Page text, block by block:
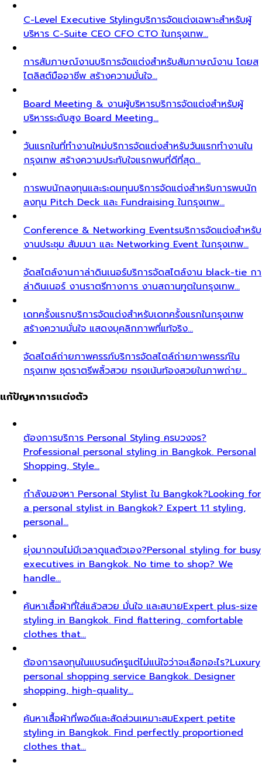
C-Level Executive Stylingบริการจัดแต่งเฉพาะสำหรับผู้
บริหาร C-Suite CEO CFO CTO ในกรุงเทพ…
การสัมภาษณ์งานบริการจัดแต่งสำหรับสัมภาษณ์งาน โดยส
ไตลิสต์มืออาชีพ สร้างความมั่นใจ…
Board Meeting & งานผู้บริหารบริการจัดแต่งสำหรับผู้
บริหารระดับสูง Board Meeting…
วันแรกในที่ทำงานใหม่บริการจัดแต่งสำหรับวันแรกทำงานใน
กรุงเทพ สร้างความประทับใจแรกพบที่ดีที่สุด…
การพบนักลงทุนและระดมทุนบริการจัดแต่งสำหรับการพบนัก
ลงทุน Pitch Deck และ Fundraising ในกรุงเทพ…
Conference & Networking Eventsบริการจัดแต่งสำหรับ
งานประชุม สัมมนา และ Networking Event ในกรุงเทพ…
จัดสไตล์งานกาล่าดินเนอร์บริการจัดสไตล์งาน black-tie กา
ล่าดินเนอร์ งานราตรีทางการ งานสถานทูตในกรุงเทพ…
เดทครั้งแรกบริการจัดแต่งสำหรับเดทครั้งแรกในกรุงเทพ
สร้างความมั่นใจ แสดงบุคลิกภาพที่แท้จริง…
จัดสไตล์ถ่ายภาพครรภ์บริการจัดสไตล์ถ่ายภาพครรภ์ใน
กรุงเทพ ชุดราตรีพลิ้วสวย ทรงเน้นท้องสวยในภาพถ่าย…
แก้ปัญหาการแต่งตัว
ต้องการบริการ Personal Styling ครบวงจร?
Professional personal styling in Bangkok. Personal
Shopping, Style…
กำลังมองหา Personal Stylist ใน Bangkok?Looking for
a personal stylist in Bangkok? Expert 1:1 styling,
personal…
ยุ่งมากจนไม่มีเวลาดูแลตัวเอง?Personal styling for busy
executives in Bangkok. No time to shop? We
handle…
ค้นหาเสื้อผ้าที่ใส่แล้วสวย มั่นใจ และสบายExpert plus-size
styling in Bangkok. Find flattering, comfortable
clothes that…
ต้องการลงทุนในแบรนด์หรูแต่ไม่แน่ใจว่าจะเลือกอะไร?Luxury
personal shopping service Bangkok. Designer
shopping, high-quality…
ค้นหาเสื้อผ้าที่พอดีและสัดส่วนเหมาะสมExpert petite
styling in Bangkok. Find perfectly proportioned
clothes that…